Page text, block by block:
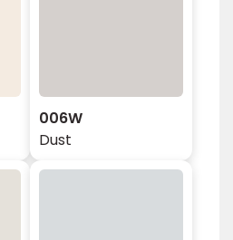
006W
Dust